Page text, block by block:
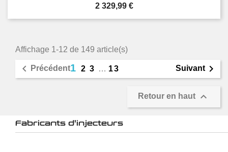
Prix
2 329,99 €
Affichage 1-12 de 149 article(s)
 Précédent1 2 3 … 13 Suivant
Retour en haut 
Fabricants d'injecteurs